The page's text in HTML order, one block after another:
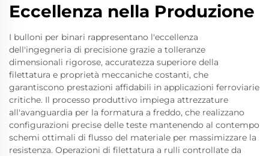
Eccellenza nella Produzione
I bulloni per binari rappresentano l'eccellenza
dell'ingegneria di precisione grazie a tolleranze
dimensionali rigorose, accuratezza superiore della
filettatura e proprietà meccaniche costanti, che
garantiscono prestazioni affidabili in applicazioni ferroviarie
critiche. Il processo produttivo impiega attrezzature
all'avanguardia per la formatura a freddo, che realizzano
configurazioni precise delle teste mantenendo al contempo
schemi ottimali di flusso del materiale per massimizzare la
resistenza. Operazioni di filettatura a rulli controllate da